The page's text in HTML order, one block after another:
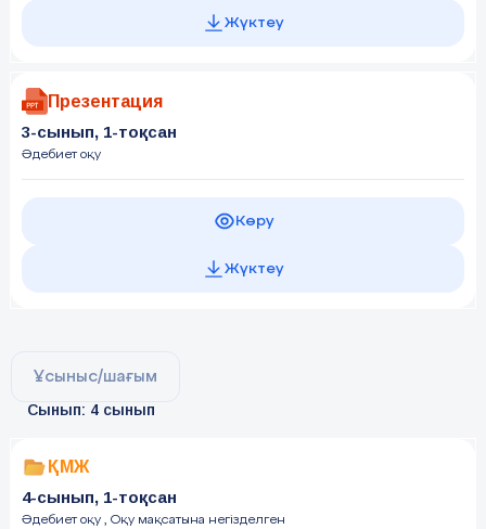
Жүктеу
Презентация
3-сынып, 1-тоқсан
Әдебиет оқу
Көру
Жүктеу
Ұсыныс/шағым
Сынып: 4 сынып
ҚМЖ
4-сынып, 1-тоқсан
Әдебиет оқу , Оқу мақсатына негізделген